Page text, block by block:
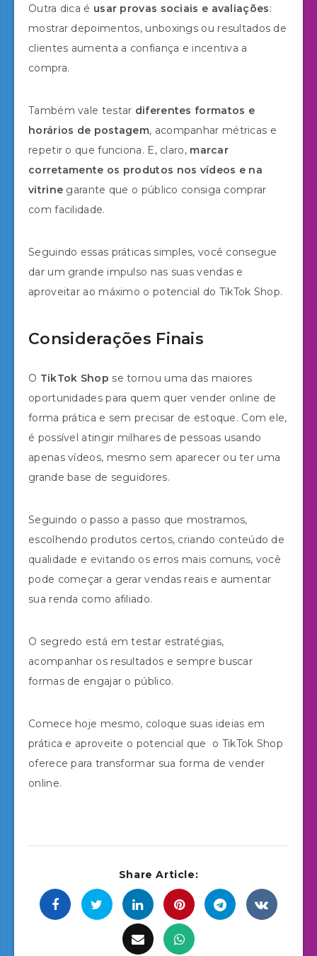
Outra dica é usar provas sociais e avaliações:
mostrar depoimentos, unboxings ou resultados de
clientes aumenta a confiança e incentiva a
compra.
Também vale testar diferentes formatos e
horários de postagem, acompanhar métricas e
repetir o que funciona. E, claro, marcar
corretamente os produtos nos vídeos e na
vitrine garante que o público consiga comprar
com facilidade.
Seguindo essas práticas simples, você consegue
dar um grande impulso nas suas vendas e
aproveitar ao máximo o potencial do TikTok Shop.
Considerações Finais
O TikTok Shop se tornou uma das maiores
oportunidades para quem quer vender online de
forma prática e sem precisar de estoque. Com ele,
é possível atingir milhares de pessoas usando
apenas vídeos, mesmo sem aparecer ou ter uma
grande base de seguidores.
Seguindo o passo a passo que mostramos,
escolhendo produtos certos, criando conteúdo de
qualidade e evitando os erros mais comuns, você
pode começar a gerar vendas reais e aumentar
sua renda como afiliado.
O segredo está em testar estratégias,
acompanhar os resultados e sempre buscar
formas de engajar o público.
Comece hoje mesmo, coloque suas ideias em
prática e aproveite o potencial que o TikTok Shop
oferece para transformar sua forma de vender
online.
Share Article: